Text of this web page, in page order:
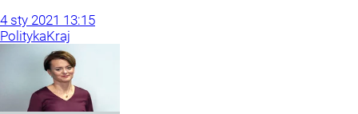
4 sty 2021 13:15
PolitykaKraj